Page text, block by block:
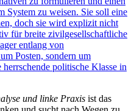
System zu weisen. Sie soll eine
doch sie wird explizit nicht
für breite zivilgesellschaftliche
entlang von
Posten, sondern um
herrschende politische Klasse in
und linke Praxis ist das